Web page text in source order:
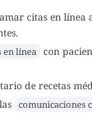
citas en línea
en línea con
de recetas
comunicaciones